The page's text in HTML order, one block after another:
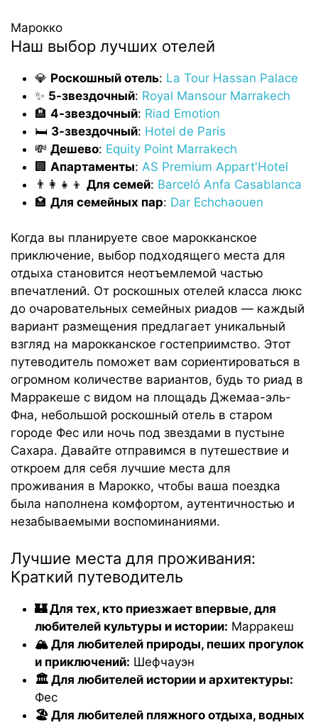
Марокко
Наш выбор лучших отелей
💎 Роскошный отель: La Tour Hassan Palace
✨ 5-звездочный: Royal Mansour Marrakech
🏨 4-звездочный: Riad Emotion
🛏️ 3-звездочный: Hotel de Paris
💸 Дешево: Equity Point Marrakech
🏢 Апартаменты: AS Premium Appart'Hotel
👨‍👩‍👧‍👦 Для семей: Barceló Anfa Casablanca
🏩 Для семейных пар: Dar Echchaouen
Когда вы планируете свое марокканское
приключение, выбор подходящего места для
отдыха становится неотъемлемой частью
впечатлений. От роскошных отелей класса люкс
до очаровательных семейных риадов — каждый
вариант размещения предлагает уникальный
взгляд на марокканское гостеприимство. Этот
путеводитель поможет вам сориентироваться в
огромном количестве вариантов, будь то риад в
Марракеше с видом на площадь Джемаа-эль-
Фна, небольшой роскошный отель в старом
городе Фес или ночь под звездами в пустыне
Сахара. Давайте отправимся в путешествие и
откроем для себя лучшие места для
проживания в Марокко, чтобы ваша поездка
была наполнена комфортом, аутентичностью и
незабываемыми воспоминаниями.
Лучшие места для проживания:
Краткий путеводитель
🏰 Для тех, кто приезжает впервые, для
любителей культуры и истории: Марракеш
🏔️ Для любителей природы, пеших прогулок
и приключений: Шефчауэн
🏛️ Для любителей истории и архитектуры:
Фес
🏖️ Для любителей пляжного отдыха, водных